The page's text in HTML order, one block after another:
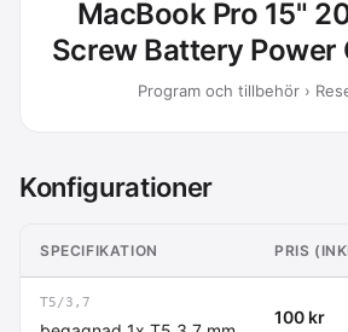
MacBook Pro 15"
Screw Battery
Program och tillbehör ›
Konfigurationer
SPECIFIKATION PRIS
T5/3,7
100 kr